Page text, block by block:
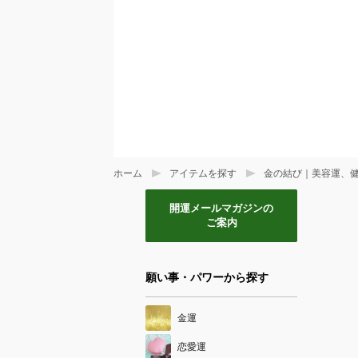
ホーム アイテムを探す 金の結び｜美容運、
開運メールマガジンの
ご案内
願い事・パワーから探す
金運
恋愛運